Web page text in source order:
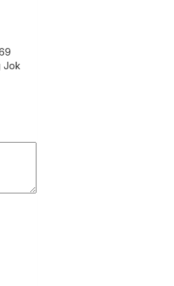
Jok